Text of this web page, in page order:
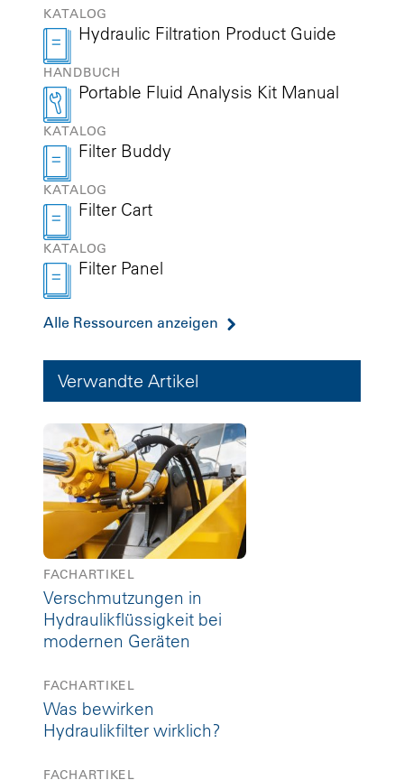
KATALOG
Hydraulic Filtration Product Guide
HANDBUCH
Portable Fluid Analysis Kit Manual
KATALOG
Filter Buddy
KATALOG
Filter Cart
KATALOG
Filter Panel
Alle Ressourcen anzeigen
Verwandte Artikel
FACHARTIKEL
Verschmutzungen in
Hydraulikflüssigkeit bei
modernen Geräten
FACHARTIKEL
Was bewirken
Hydraulikfilter wirklich?
FACHARTIKEL